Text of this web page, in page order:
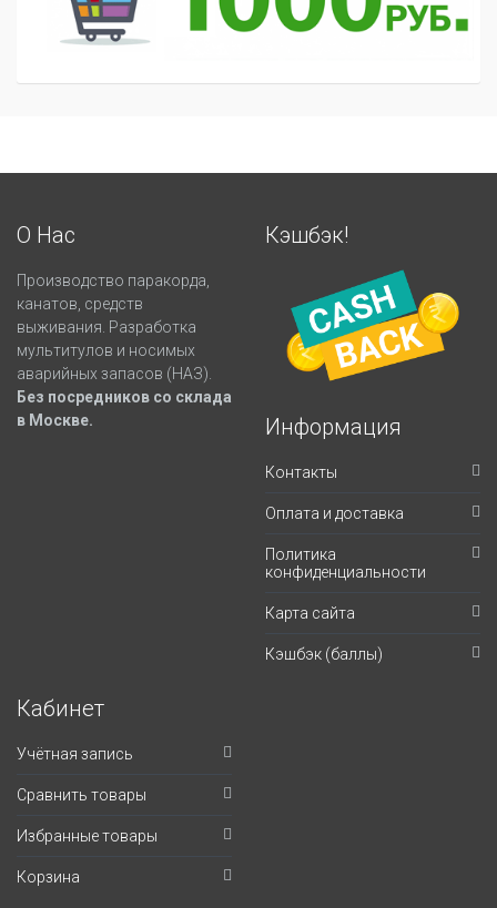
О Нас
Производство паракорда,
канатов, средств
выживания. Разработка
мультитулов и носимых
аварийных запасов (НАЗ).
Без посредников со склада
в Москве.
Кэшбэк!
Информация
Контакты
Оплата и доставка
Политика
конфиденциальности
Карта сайта
Кэшбэк (баллы)
Кабинет
Учётная запись
Сравнить товары
Избранные товары
Корзина